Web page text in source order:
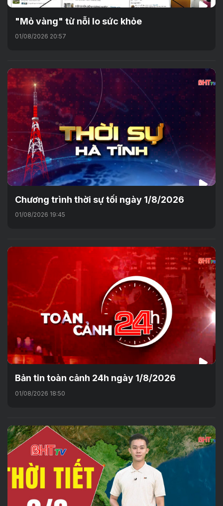
"Mỏ vàng" từ nỗi lo sức khỏe
01/08/2026 20:57
Chương trình thời sự tối ngày 1/8/2026
01/08/2026 19:45
Bản tin toàn cảnh 24h ngày 1/8/2026
01/08/2026 18:50